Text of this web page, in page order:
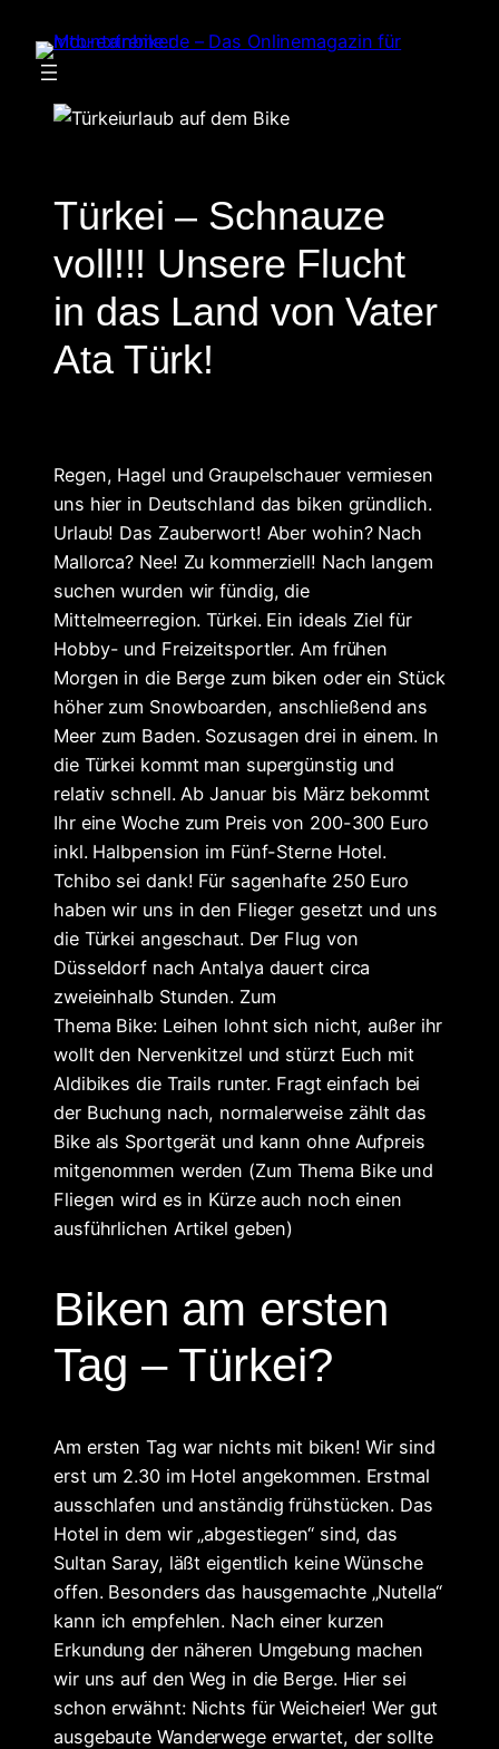
Inhalt
springen
Türkei – Schnauze
voll!!! Unsere Flucht
in das Land von Vater
Ata Türk!
Regen, Hagel und Graupelschauer vermiesen
uns hier in Deutschland das biken gründlich.
Urlaub! Das Zauberwort! Aber wohin? Nach
Mallorca? Nee! Zu kommerziell! Nach langem
suchen wurden wir fündig, die
Mittelmeerregion. Türkei. Ein ideals Ziel für
Hobby- und Freizeitsportler. Am frühen
Morgen in die Berge zum biken oder ein Stück
höher zum Snowboarden, anschließend ans
Meer zum Baden. Sozusagen drei in einem. In
die Türkei kommt man supergünstig und
relativ schnell. Ab Januar bis März bekommt
Ihr eine Woche zum Preis von 200-300 Euro
inkl. Halbpension im Fünf-Sterne Hotel.
Tchibo sei dank! Für sagenhafte 250 Euro
haben wir uns in den Flieger gesetzt und uns
die Türkei angeschaut. Der Flug von
Düsseldorf nach Antalya dauert circa
zweieinhalb Stunden. Zum
Thema Bike: Leihen lohnt sich nicht, außer ihr
wollt den Nervenkitzel und stürzt Euch mit
Aldibikes die Trails runter. Fragt einfach bei
der Buchung nach, normalerweise zählt das
Bike als Sportgerät und kann ohne Aufpreis
mitgenommen werden (Zum Thema Bike und
Fliegen wird es in Kürze auch noch einen
ausführlichen Artikel geben)
Biken am ersten
Tag – Türkei?
Am ersten Tag war nichts mit biken! Wir sind
erst um 2.30 im Hotel angekommen. Erstmal
ausschlafen und anständig frühstücken. Das
Hotel in dem wir „abgestiegen“ sind, das
Sultan Saray, läßt eigentlich keine Wünsche
offen. Besonders das hausgemachte „Nutella“
kann ich empfehlen. Nach einer kurzen
Erkundung der näheren Umgebung machen
wir uns auf den Weg in die Berge. Hier sei
schon erwähnt: Nichts für Weicheier! Wer gut
ausgebaute Wanderwege erwartet, der sollte